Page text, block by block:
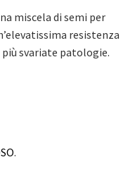
miscela di semi per
resistenza
svariate patologie.
.